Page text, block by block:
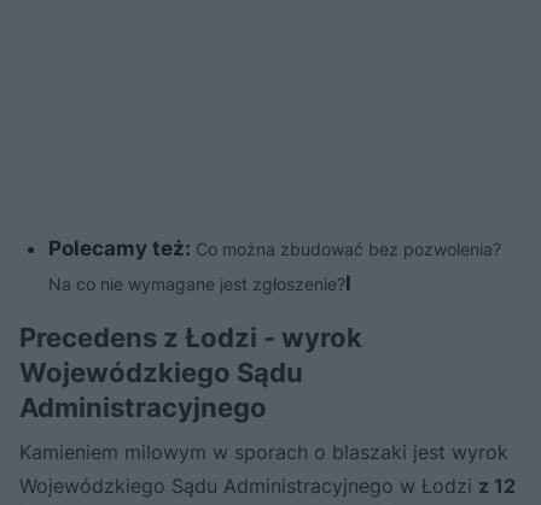
Polecamy też: Co można zbudować bez pozwolenia?
Na co nie wymagane jest zgłoszenie?l
Precedens z Łodzi - wyrok
Wojewódzkiego Sądu
Administracyjnego
Kamieniem milowym w sporach o blaszaki jest wyrok
Wojewódzkiego Sądu Administracyjnego w Łodzi z 12